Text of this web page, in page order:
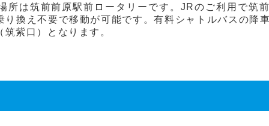
所は筑前前原駅前ロータリーです。JRのご利用で筑
り換え不要で移動が可能です。有料シャトルバスの降
紫口）となります。